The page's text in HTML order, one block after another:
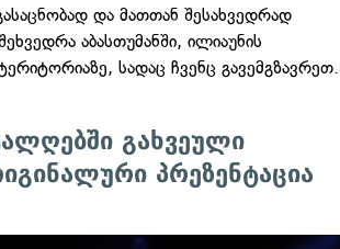
და მათთან შესახვედრად
აბასთუმანში, ილიაუნის
სადაც ჩვენც გავემგზავრეთ.
გახვეული
პრეზენტაცია